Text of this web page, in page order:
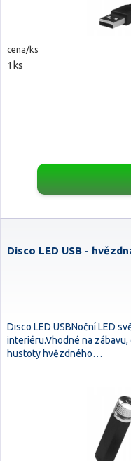
cena/ks
1ks
Disco LED USB -
Disco LED USBNoční LED
interiéru.Vhodné na
hustoty hvězdného…